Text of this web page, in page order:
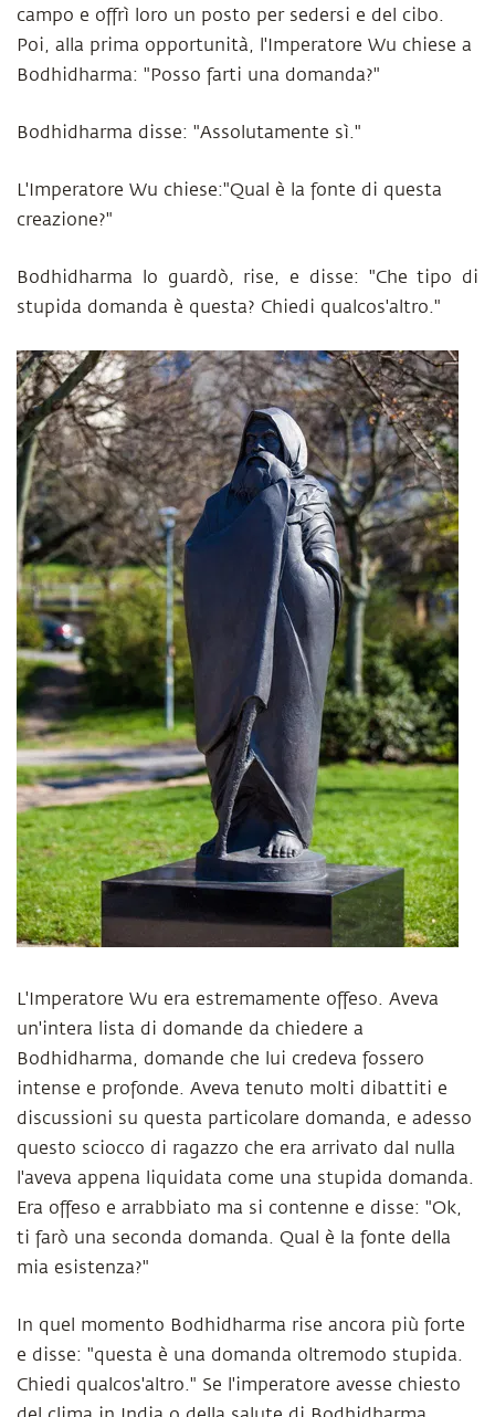
campo e offrì loro un posto per sedersi e del cibo.
Poi, alla prima opportunità, l'Imperatore Wu chiese a
Bodhidharma: "Posso farti una domanda?"
Bodhidharma disse: "Assolutamente sì."
L'Imperatore Wu chiese:"Qual è la fonte di questa
creazione?"
Bodhidharma lo guardò, rise, e disse: "Che tipo di
stupida domanda è questa? Chiedi qualcos'altro."
L'Imperatore Wu era estremamente offeso. Aveva
un'intera lista di domande da chiedere a
Bodhidharma, domande che lui credeva fossero
intense e profonde. Aveva tenuto molti dibattiti e
discussioni su questa particolare domanda, e adesso
questo sciocco di ragazzo che era arrivato dal nulla
l'aveva appena liquidata come una stupida domanda.
Era offeso e arrabbiato ma si contenne e disse: "Ok,
ti farò una seconda domanda. Qual è la fonte della
mia esistenza?"
In quel momento Bodhidharma rise ancora più forte
e disse: "questa è una domanda oltremodo stupida.
Chiedi qualcos'altro." Se l'imperatore avesse chiesto